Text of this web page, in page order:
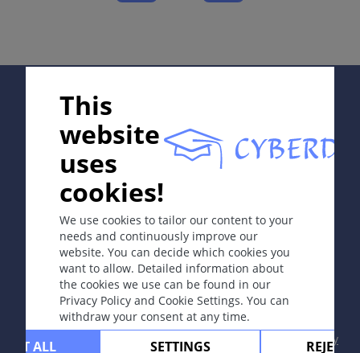
水疱性掌跖皮炎
病因和发病机理
特发性过敏性接触性皮炎、遗传过敏、或对感染如浅部皮
肤真菌病的反应（这时称为自体敏感）。与汗腺活动性和
功能障碍无关；因此历史上的术语可能引起误导。
掌跖部位可见瘙痒性、深在充满液体的水疱，之后伴有脱
屑（称干燥层板状出汗不良症）。病人通常描述瘙痒为首
发症状，接着出现水疱，最后出现红斑。
This
website
uses
cookies!
We use cookies to tailor our content to your
needs and continuously improve our
website. You can decide which cookies you
want to allow. Detailed information about
the cookies we use can be found in our
Privacy Policy and Cookie Settings. You can
withdraw your consent at any time.
ALL SETTINGS REJECT
In collaboration with Erasmus+ hEduLearnIt editorial
Copyright © 2003-2026 CYBERDERM Editorial Group
Founding Editor Guenter Burg, M.D. - Concept and
Coordination by Vahid Djamei, Zurich
All rights reserved.
Impressum|
Privacy